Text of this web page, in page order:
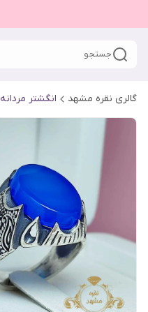
جستجو
گالری نقره مشهد انگشتر مردانه